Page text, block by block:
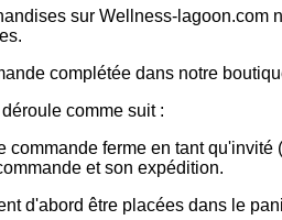
sur Wellness-
complétée dans notre
comme suit :
commande ferme en tant
et son expédition.
d'abord être placées dans le